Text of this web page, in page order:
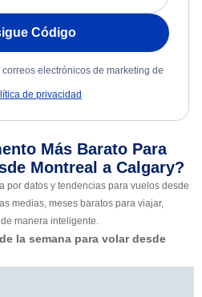
Código
electrónicos de marketing de
de privacidad
Más Barato Para
Montreal a Calgary?
por datos y tendencias para vuelos desde
medias, meses baratos para viajar,
manera inteligente.
la semana para volar desde